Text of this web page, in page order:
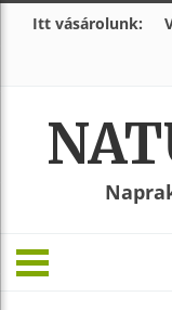
Itt vásárolunk: